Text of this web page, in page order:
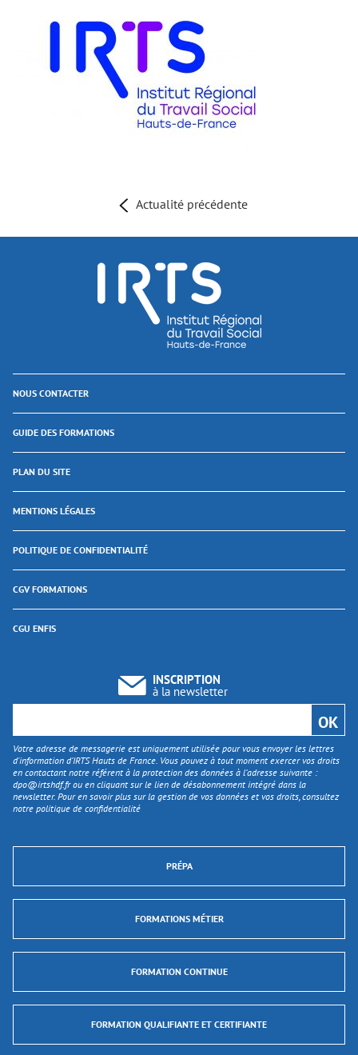
Actualité précédente
NOUS CONTACTER
GUIDE DES FORMATIONS
PLAN DU SITE
MENTIONS LÉGALES
POLITIQUE DE CONFIDENTIALITÉ
CGV FORMATIONS
CGU ENFIS
INSCRIPTION
à la newsletter
Votre adresse de messagerie est uniquement utilisée pour vous envoyer les lettres
d'information d’IRTS Hauts de France. Vous pouvez à tout moment exercer vos droits
en contactant notre référent à la protection des données à l’adresse suivante :
dpo@irtshdf.frou en cliquant sur le lien de désabonnement intégré dans la
newsletter. Pour en savoir plus sur la gestion de vos données et vos droits, consultez
notre politique de confidentialité
PRÉPA
FORMATIONS MÉTIER
FORMATION CONTINUE
FORMATION QUALIFIANTE ET CERTIFIANTE